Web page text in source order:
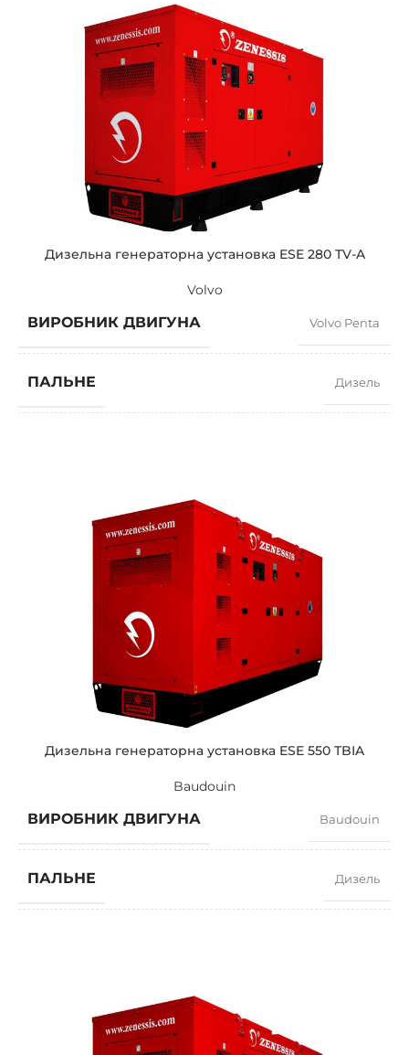
Дизельна генераторна установка ESE 280 TV-A
Volvo
ВИРОБНИК ДВИГУНА Volvo Penta
ПАЛЬНЕ Дизель
СИЛА СТРУМУ
СТАНДАРТНА НАПРУГА
ПОТУЖНІСТЬ (КВА)
Дизельна генераторна установка ESE 550 TBIA
Baudouin
ВИРОБНИК ДВИГУНА Baudouin
ПАЛЬНЕ Дизель